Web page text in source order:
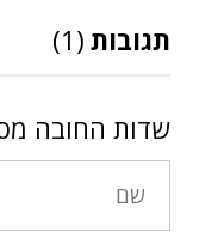
תגובות (1)
שדות החובה